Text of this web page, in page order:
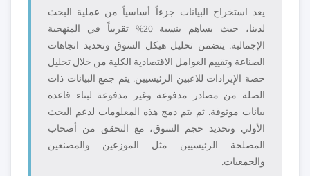
يعد استخراج البيانات جزءاً أساسياً من عملية البحث
لدينا، حيث يساهم بنسبة 20% تقريباً في المنهجية
الإجمالية. يتضمن تحليل هيكل السوق وتحديد اتجاهات
الصناعة وتقييم العوامل الاقتصادية الكلية من خلال تحليل
حصة الإيرادات للاعبين الرئيسيين. يتم جمع البيانات ذات
الصلة من مصادر مدفوعة وغير مدفوعة لبناء قاعدة
بيانات موثوقة. ثم يتم دمج هذه المعلومات لدعم البحث
الأولي وتحديد حجم السوق، مع التحقق من أصحاب
المصلحة الرئيسيين مثل الموزعين والمصنعين
والجمعيات.